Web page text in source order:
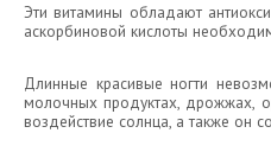
Эти витамины обладают
аскорбиновой кислоты
Длинные красивые ногти
молочных продуктах, дрожжах,
воздействие солнца, а также он